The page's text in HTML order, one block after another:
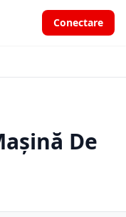
Conectare
De